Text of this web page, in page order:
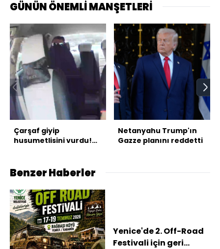
GÜNÜN ÖNEMLİ MANŞETLERİ
Çarşaf giyip
husumetlisini vurdu!
Netanyahu Trump'ın
Gazze planını reddetti
Benzer Haberler
Yenice'de 2. Off-Road
Festivali için geri